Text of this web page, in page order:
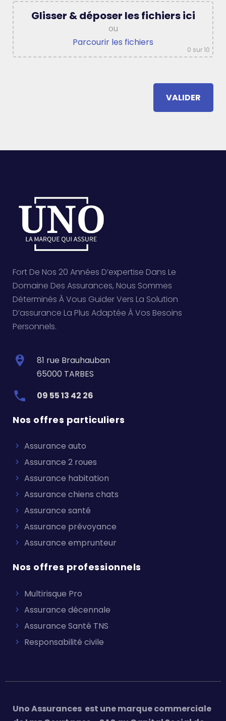
Glisser & déposer les fichiers ici
ou
Parcourir les fichiers
0 sur 10
VALIDER
Fort De Nos 20 Années D’expertise Dans Le
Domaine Des Assurances, Nous Sommes
Déterminés À Vous Guider Vers La Solution
D’assurance La Plus Adaptée À Vos Besoins
Personnels.
81 rue Brauhauban
65000 TARBES
09 55 13 42 26
Nos offres particuliers
Assurance auto
Assurance 2 roues
Assurance habitation
Assurance chiens chats
Assurance santé
Assurance prévoyance
Assurance emprunteur
Nos offres professionnels
Multirisque Pro
Assurance décennale
Assurance Santé TNS
Responsabilité civile
Uno Assurances est une marque commerciale